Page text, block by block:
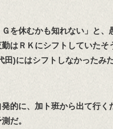
を休むかも知れない」と、
はＲＫにシフトしていたそ
田)にはシフトしなかったみ
的に、加ト班から出て行く
だ。